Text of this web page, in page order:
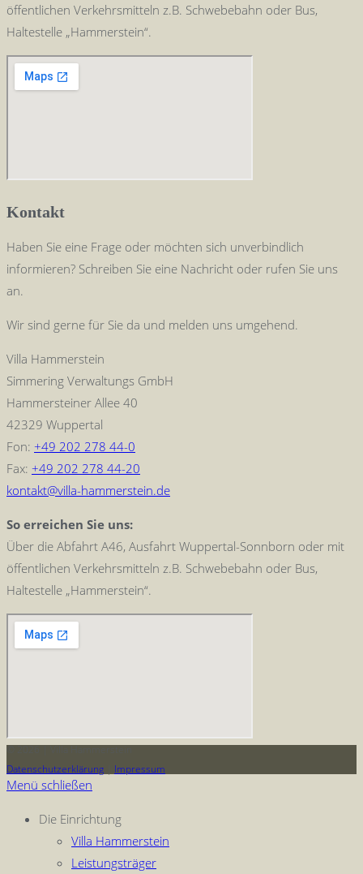
öffentlichen Verkehrsmitteln z.B. Schwebebahn oder Bus,
Haltestelle „Hammerstein“.
Kontakt
Haben Sie eine Frage oder möchten sich unverbindlich
informieren? Schreiben Sie eine Nachricht oder rufen Sie uns
an.
Wir sind gerne für Sie da und melden uns umgehend.
Villa Hammerstein
Simmering Verwaltungs GmbH
Hammersteiner Allee 40
42329 Wuppertal
Fon: +49 202 278 44-0
Fax: +49 202 278 44-20
kontakt@villa-hammerstein.de
So erreichen Sie uns:
Über die Abfahrt A46, Ausfahrt Wuppertal-Sonnborn oder mit
öffentlichen Verkehrsmitteln z.B. Schwebebahn oder Bus,
Haltestelle „Hammerstein“.
© 2026 | Villa Hammerstein
Datenschutzerklärung
Impressum
Menü schließen
Die Einrichtung
Villa Hammerstein
Leistungsträger